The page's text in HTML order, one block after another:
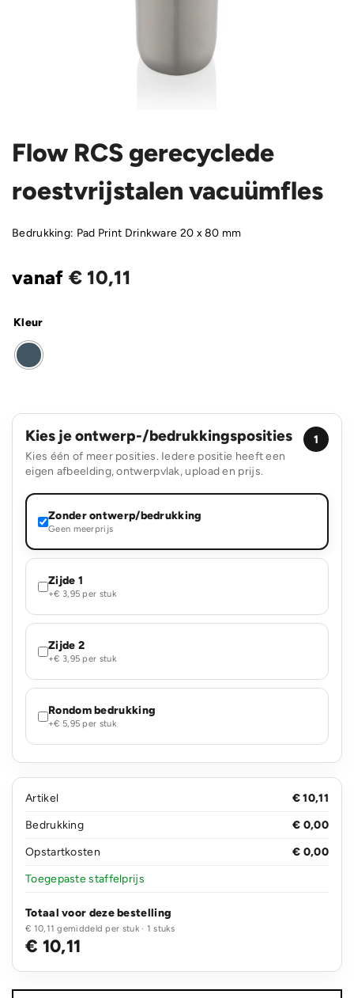
Flow RCS gerecyclede
roestvrijstalen vacuümfles
Bedrukking: Pad Print Drinkware 20 x 80 mm
vanaf € 10,11
Kleur
Kies je ontwerp-/bedrukkingsposities
Kies één of meer posities. Iedere positie heeft een
eigen afbeelding, ontwerpvlak, upload en prijs.
1
Zonder ontwerp/bedrukking
Geen meerprijs
Zijde 1
+€ 3,95 per stuk
Zijde 2
+€ 3,95 per stuk
Rondom bedrukking
+€ 5,95 per stuk
Artikel
€ 10,11
Bedrukking
€ 0,00
Opstartkosten
€ 0,00
Toegepaste staffelprijs
Totaal voor deze bestelling
€ 10,11 gemiddeld per stuk · 1 stuks
€ 10,11